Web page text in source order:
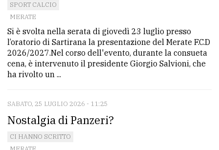
SPORT CALCIO
MERATE
Si è svolta nella serata di giovedì 23 luglio presso
l’oratorio di Sartirana la presentazione del Merate F.C.D
2026/2027.Nel corso dell'evento, durante la consueta
cena, è intervenuto il presidente Giorgio Salvioni, che
ha rivolto un ...
SABATO, 25 LUGLIO 2026 - 11:25
Nostalgia di Panzeri?
CI HANNO SCRITTO